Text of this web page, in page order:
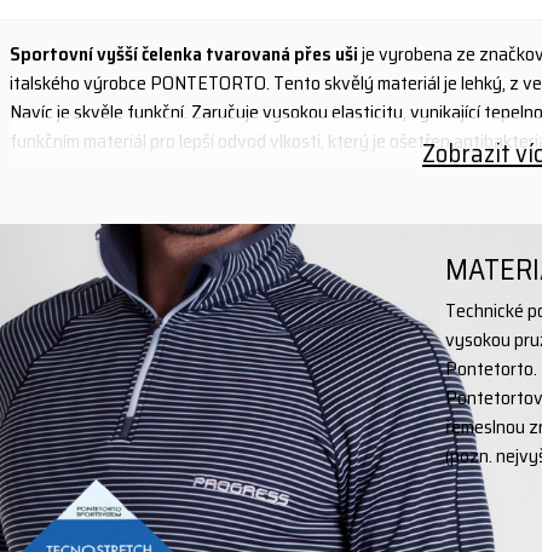
Sportovní vyšší čelenka tvarovaná přes ušije vyrobena ze
italského výrobce PONTETORTO. Tento skvělý materiál je lehký, z
Navíc je skvěle funkční. Zaručuje vysokou elasticitu, vynikající
funkčním materiál pro lepší odvod vlkosti, který je ošetřen
- vysoká elasticita, maximální tepelná izolace a rychlé osychání
- vnitřní část antibakteriální úpravou STOP BACTERIA
materiál: 88% polyester + 12% Elastan (TECNOSTRETCH) / 70%
Zobrazit
Technické
vysokou
Pontetorto.
řemeslnou
(pozn.